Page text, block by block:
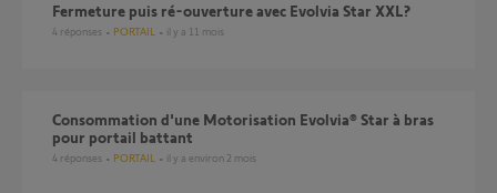
Fermeture puis ré-ouverture avec Evolvia Star XXL?
4 réponses PORTAIL il y a 11 mois
Consommation d'une Motorisation Evolvia® Star à bras
pour portail battant
4 réponses PORTAIL il y a environ 2 mois